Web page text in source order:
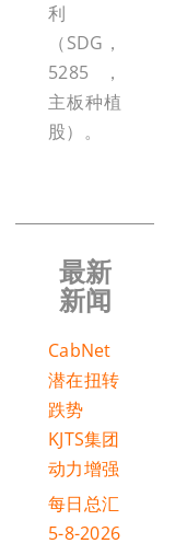
利
（SDG，
5285，
主板种植
股）。
最新
新闻
CabNet
潜在扭转
跌势
KJTS集团
动力增强
每日总汇
5-8-2026